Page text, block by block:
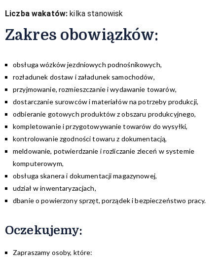
Liczba wakatów: kilka stanowisk
Zakres obowiązków:​
obsługa wózków jezdniowych podnośnikowych,
rozładunek dostaw i załadunek samochodów,
przyjmowanie, rozmieszczanie i wydawanie towarów,
dostarczanie surowców i materiałów na potrzeby produkcji,
odbieranie gotowych produktów z obszaru produkcyjnego,
kompletowanie i przygotowywanie towarów do wysyłki,
kontrolowanie zgodności towaru z dokumentacją,
meldowanie, potwierdzanie i rozliczanie zleceń w systemie
komputerowym,
obsługa skanera i dokumentacji magazynowej,
udział w inwentaryzacjach,
dbanie o powierzony sprzęt, porządek i bezpieczeństwo pracy.
Oczekujemy:
Zapraszamy osoby, które: